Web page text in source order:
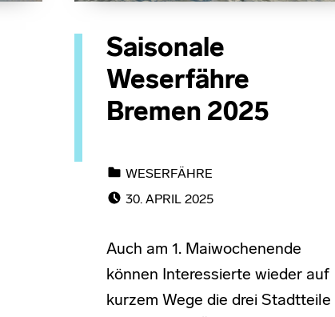
Saisonale
Weserfähre
Bremen 2025
WESERFÄHRE
30. APRIL 2025
Auch am 1. Maiwochenende
können Interessierte wieder auf
kurzem Wege die drei Stadtteile